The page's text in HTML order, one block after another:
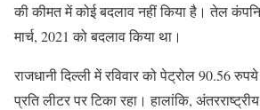
की कीमत में कोई बदलाव नहीं किया है। तेल
मार्च, 2021 को बदलाव किया था।
राजधानी दिल्‍ली में रविवार को पेट्रोल 90.56
प्रति लीटर पर टिका रहा। हालांकि,